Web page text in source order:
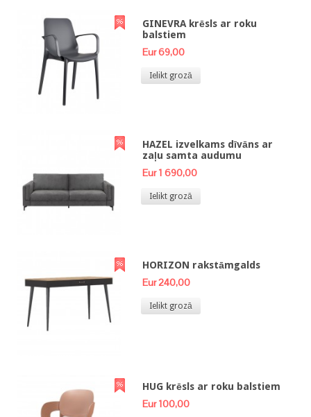
GINEVRA krēsls ar roku
balstiem
Eur 69,00
Ielikt grozā
HAZEL izvelkams dīvāns ar
zaļu samta audumu
Eur 1 690,00
Ielikt grozā
HORIZON rakstāmgalds
Eur 240,00
Ielikt grozā
HUG krēsls ar roku balstiem
Eur 100,00